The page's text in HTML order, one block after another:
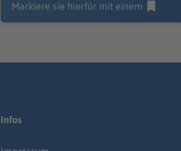
Markiere sie hierfür mit einem
Infos